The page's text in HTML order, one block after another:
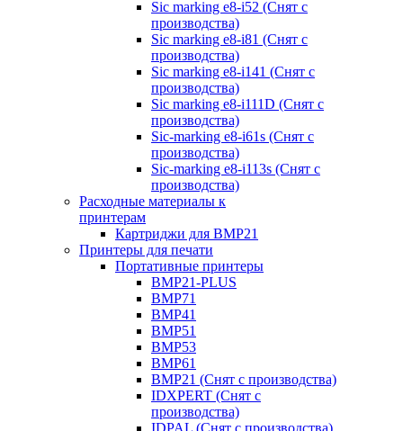
Sic marking e8-i52 (Снят с
производства)
Sic marking e8-i81 (Снят с
производства)
Sic marking e8-i141 (Снят с
производства)
Sic marking e8-i111D (Снят с
производства)
Sic-marking e8-i61s (Снят с
производства)
Sic-marking e8-i113s (Снят с
производства)
Расходные материалы к
принтерам
Картриджи для BMP21
Принтеры для печати
Портативные принтеры
BMP21-PLUS
BMP71
BMP41
BMP51
BMP53
BMP61
BMP21 (Снят с производства)
IDXPERT (Снят с
производства)
IDPAL (Снят с производства)